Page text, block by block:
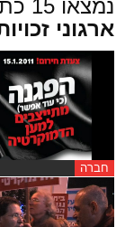
ביטול הבהובים
zoom_out
התרחק
נמצאו15
ארגוני
חברה